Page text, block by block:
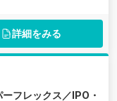
詳細をみる
フレックス／IPO・